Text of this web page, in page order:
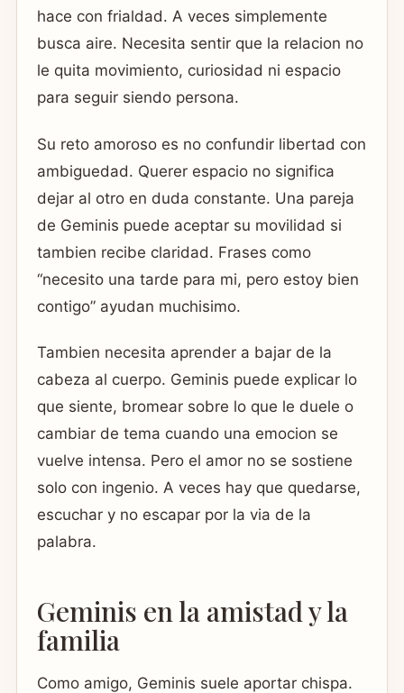
hace con frialdad. A veces simplemente
busca aire. Necesita sentir que la relacion no
le quita movimiento, curiosidad ni espacio
para seguir siendo persona.
Su reto amoroso es no confundir libertad con
ambiguedad. Querer espacio no significa
dejar al otro en duda constante. Una pareja
de Geminis puede aceptar su movilidad si
tambien recibe claridad. Frases como
“necesito una tarde para mi, pero estoy bien
contigo” ayudan muchisimo.
Tambien necesita aprender a bajar de la
cabeza al cuerpo. Geminis puede explicar lo
que siente, bromear sobre lo que le duele o
cambiar de tema cuando una emocion se
vuelve intensa. Pero el amor no se sostiene
solo con ingenio. A veces hay que quedarse,
escuchar y no escapar por la via de la
palabra.
Geminis en la amistad y la
familia
Como amigo, Geminis suele aportar chispa.